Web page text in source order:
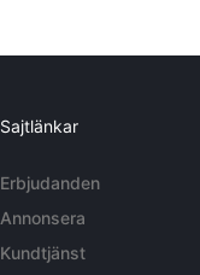
Sajtlänkar
Erbjudanden
Annonsera
Kundtjänst